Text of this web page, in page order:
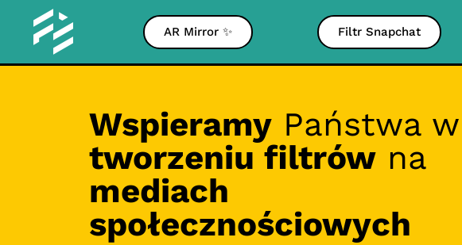
AR Mirror ✨ Filtr Snapchat
Wspieramy Państwa w
tworzeniu filtrów na
mediach
społecznościowych